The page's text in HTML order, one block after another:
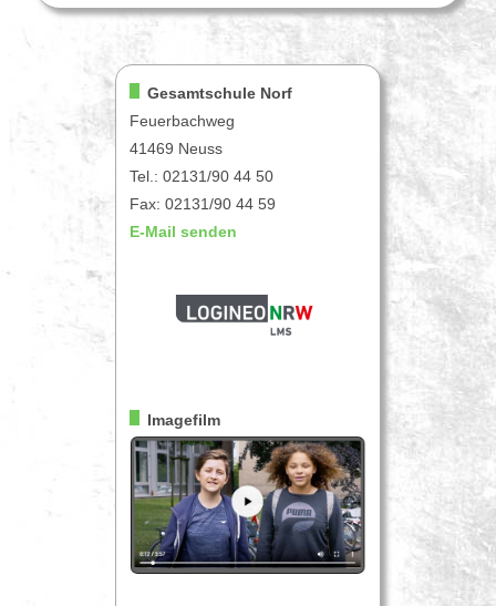
Gesamtschule Norf
Feuerbachweg
41469 Neuss
Tel.: 02131/90 44 50
Fax: 02131/90 44 59
E-Mail senden
Imagefilm